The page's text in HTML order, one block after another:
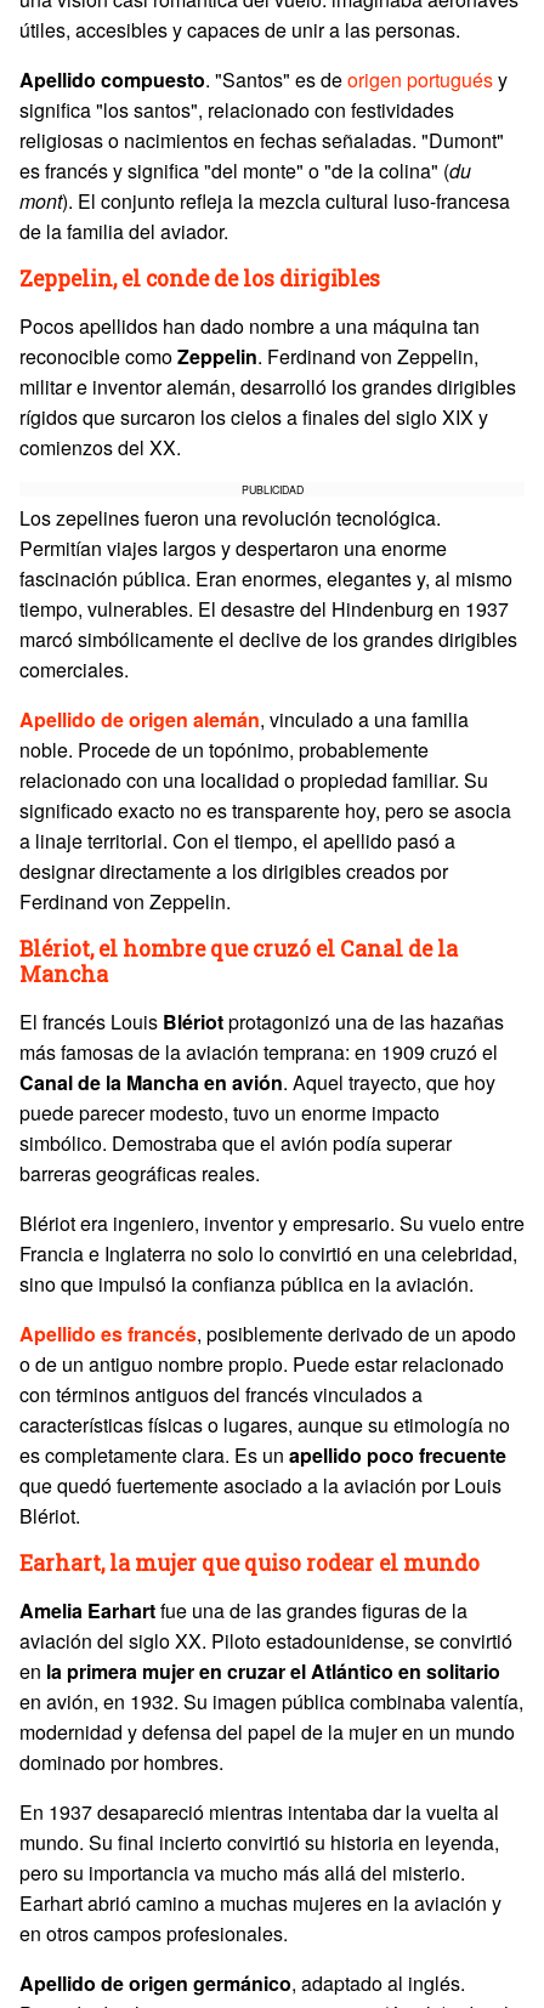
útiles, accesibles y capaces de unir a las personas.
Apellido compuesto. "Santos" es deorigen portuguésy
significa "los santos", relacionado con festividades
religiosas o nacimientos en fechas señaladas. "Dumont"
es francés y significa "del monte" o "de la colina" (du
mont). El conjunto refleja la mezcla cultural luso-francesa
de la familia del aviador.
Zeppelin, el conde de los dirigibles
Pocos apellidos han dado nombre a una máquina tan
reconocible comoZeppelin. Ferdinand von Zeppelin,
militar e inventor alemán, desarrolló los grandes dirigibles
rígidos que surcaron los cielos a finales del siglo XIX y
comienzos del XX.
PUBLICIDAD
Los zepelines fueron una revolución tecnológica.
Permitían viajes largos y despertaron una enorme
fascinación pública. Eran enormes, elegantes y, al mismo
tiempo, vulnerables. El desastre del Hindenburg en 1937
marcó simbólicamente el declive de los grandes dirigibles
comerciales.
Apellido de origen alemán, vinculado a una familia
noble. Procede de un topónimo, probablemente
relacionado con una localidad o propiedad familiar. Su
significado exacto no es transparente hoy, pero se asocia
a linaje territorial. Con el tiempo, el apellido pasó a
designar directamente a los dirigibles creados por
Ferdinand von Zeppelin.
Blériot, el hombre que cruzó el Canal de la
Mancha
El francés Louis Blériotprotagonizó una de las hazañas
más famosas de la aviación temprana: en 1909 cruzó el
Canal de la Mancha en avión. Aquel trayecto, que hoy
puede parecer modesto, tuvo un enorme impacto
simbólico. Demostraba que el avión podía superar
barreras geográficas reales.
Blériot era ingeniero, inventor y empresario. Su vuelo entre
Francia e Inglaterra no solo lo convirtió en una celebridad,
sino que impulsó la confianza pública en la aviación.
Apellido es francés, posiblemente derivado de un apodo
o de un antiguo nombre propio. Puede estar relacionado
con términos antiguos del francés vinculados a
características físicas o lugares, aunque su etimología no
es completamente clara. Es un apellido poco frecuente
que quedó fuertemente asociado a la aviación por Louis
Blériot.
Earhart, la mujer que quiso rodear el mundo
Amelia Earhartfue una de las grandes figuras de la
aviación del siglo XX. Piloto estadounidense, se convirtió
en la primera mujer en cruzar el Atlántico en solitario
en avión, en 1932. Su imagen pública combinaba valentía,
modernidad y defensa del papel de la mujer en un mundo
dominado por hombres.
En 1937 desapareció mientras intentaba dar la vuelta al
mundo. Su final incierto convirtió su historia en leyenda,
pero su importancia va mucho más allá del misterio.
Earhart abrió camino a muchas mujeres en la aviación y
en otros campos profesionales.
Apellido de origen germánico, adaptado al inglés.